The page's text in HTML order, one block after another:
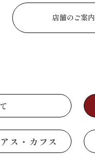
店舗のご案内
ス・カフス